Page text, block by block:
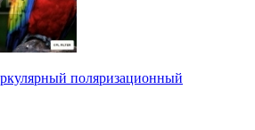
поляризационный